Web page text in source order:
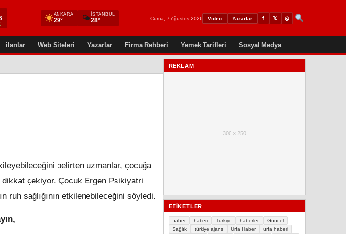
ANKARA
29° 🌤 İSTANBUL
28° Cuma, 7 Ağustos 2026 Video Yazarlar f 𝕏 ◎
ilanlar Web Siteleri Yazarlar Firma Rehberi Yemek Tarifleri Sosyal Medya
belirten uzmanlar, çocuğa
dikkat çekiyor. Çocuk Ergen Psikiyatri
ruh sağlığının etkilenebileceğini söyledi.
REKLAM
300 × 250
ETIKETLER
haber haberi Türkiye haberleri
Güncel
Sağlık
türkiye ajans Urfa Haber
urfa haberi